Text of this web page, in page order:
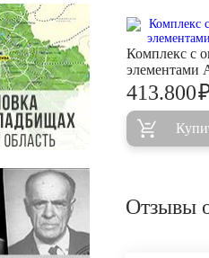
Комплекс с
элементами
413.800
Отзывы